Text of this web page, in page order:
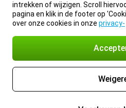
intrekken of wijzigen. Scroll
pagina en klik in de footer op
over onze cookies in onze privacy-